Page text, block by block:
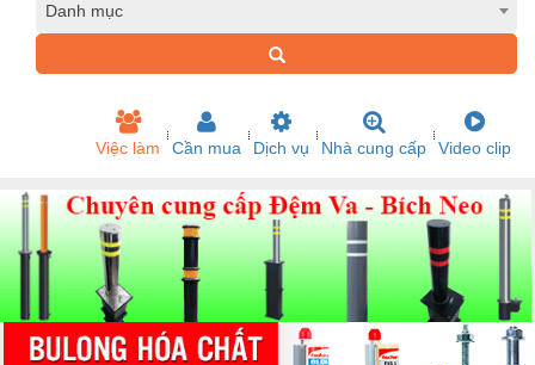
Danh mục
Việc làm Cần mua Dịch vụ Nhà cung cấp Video clip